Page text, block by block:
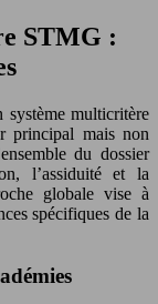
STMG :
système multicritère
principal mais non
du dossier
l’assiduité et la
globale vise à
spécifiques de la